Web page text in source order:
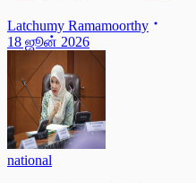
Latchumy Ramamoorthy
18 ஜூன் 2026
national